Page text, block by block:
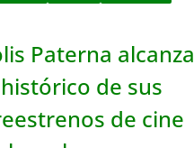
Paterna alcanza
de sus
de cine